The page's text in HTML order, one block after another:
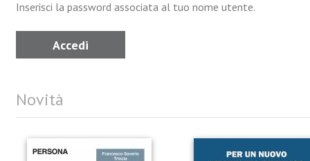
Inserisci la password associata al tuo nome utente.
Novità